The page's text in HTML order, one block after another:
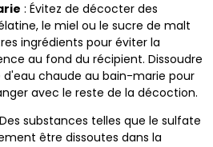
: Évitez de décocter des
le miel ou le sucre de malt
ingrédients pour éviter la
au fond du récipient. Dissoudre
chaude au bain-marie pour
avec le reste de la décoction.
substances telles que le sulfate
être dissoutes dans la